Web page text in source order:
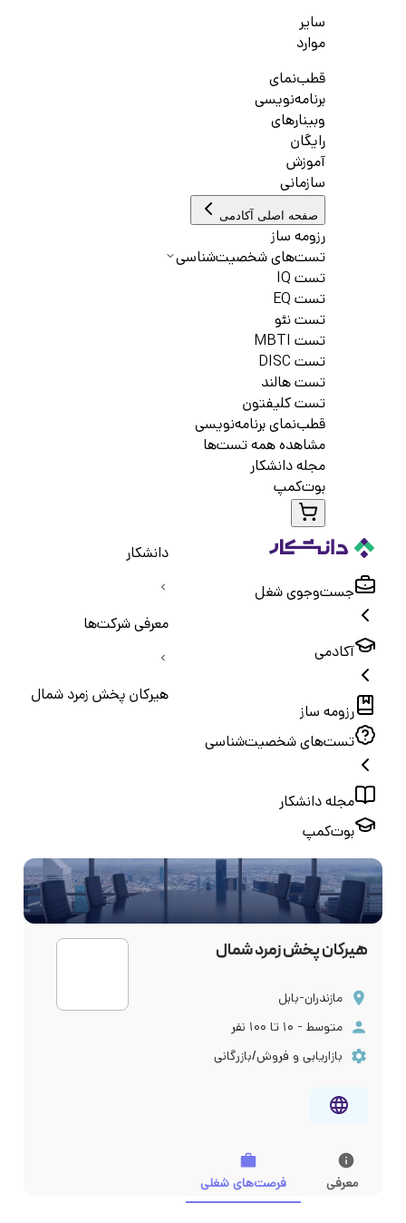
سایر
موارد
قطب‌نمای
برنامه‌نویسی
وبینارهای
رایگان
آموزش
سازمانی
صفحه اصلی آکادمی
رزومه ساز
تست‌های شخصیت‌شناسی
تست IQ
تست EQ
تست نئو
تست MBTI
تست DISC
تست هالند
تست کلیفتون
قطب‌نمای برنامه‌نویسی
مشاهده همه تست‌ها
مجله دانشکار
بوت‌کمپ
جست‌و‌جوی شغل
آکادمی
رزومه ساز
تست‌های شخصیت‌شناسی
مجله دانشکار
بوت‌کمپ
دانشکار
معرفی شرکت‌ها
هیرکان پخش زمرد شمال
هیرکان پخش زمرد شمال
مازندران-بابل
متوسط - ۱۰ تا ۱۰۰ نفر
بازاریابی و فروش/بازرگانی
معرفی فرصت‌های شغلی